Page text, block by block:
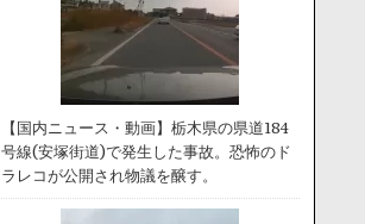
【国内ニュース・動画】栃木県の県道184
号線(安塚街道)で発生した事故。恐怖のド
ラレコが公開され物議を醸す。